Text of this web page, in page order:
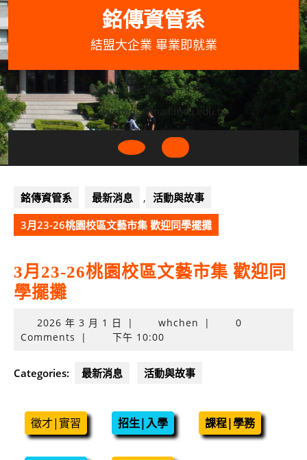
Skip
to
content
銘傳資管系
結盟大企業 畢業即就業
033507001+3318
wycheng@mail.mcu.edu.tw
Open
銘傳資管系
最新消息 , 活動與故事
3月23-26桃園校區文藝市集 歡迎同學擺攤
3月23-26桃園校區文藝市集 歡迎同
學擺攤
2026 年 3 月 1 日 2026
年
1
| whchen |
0
Comments
| 下午 10:00
Categories: 最新消息 活動與故事
徵才|實習 招生|入學 課程|學務